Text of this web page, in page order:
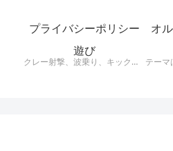
プライバシーポリシー オ
遊び
クレー射撃、波乗り、キックボード、スケートボードなど思ったことをアウトプットします。